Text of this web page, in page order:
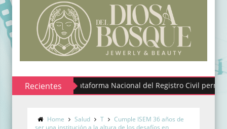
Recientes
Plataforma Nacional del Registro Civil permite
Home Salud T
Cumple ISEM 36 años de
ser una institución a la altura de los desafíos en